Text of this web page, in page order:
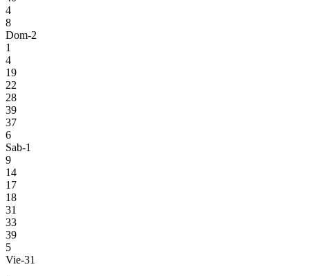
4
8
Dom-2
1
4
19
22
28
39
37
6
Sab-1
9
14
17
18
31
33
39
5
Vie-31